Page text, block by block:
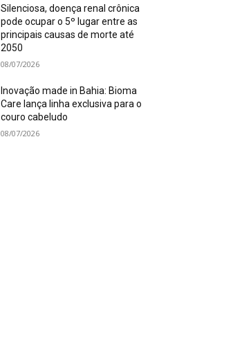
Silenciosa, doença renal crônica
pode ocupar o 5º lugar entre as
principais causas de morte até
2050
08/07/2026
Inovação made in Bahia: Bioma
Care lança linha exclusiva para o
couro cabeludo
08/07/2026